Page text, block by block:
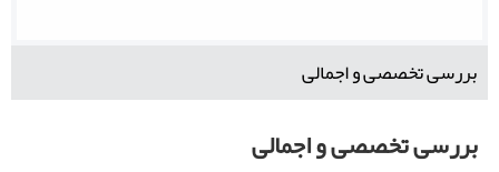
بررسی تخصصی و اجمالی
بررسی تخصصی و اجمالی